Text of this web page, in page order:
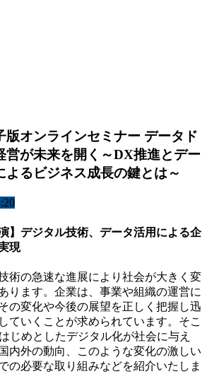
版オンラインセミナー データド
営が未来を開く～DX推進とデー
よるビジネス成長の鍵とは～
】デジタル技術、データ活用による企
現
術の急速な進展により社会が大きく変
ります。企業は、事業や組織の運営に
の変化や今後の展望を正しく把握し迅
ていくことが求められています。そこ
じめとしたデジタル化が社会に与え
内外の動向、このような変化の激しい
の必要な取り組みなどを紹介いたしま